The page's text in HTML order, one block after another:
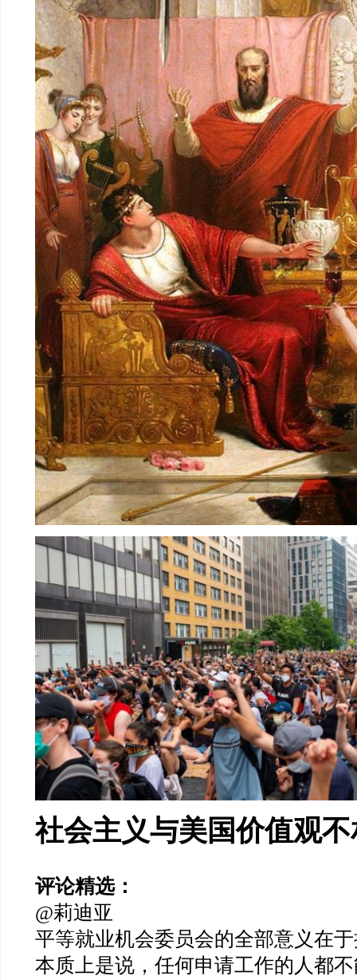
社会主义与美国价值观
评论精选：
@莉迪亚
平等就业机会委员会的全部意义在
本质上是说，任何申请工作的人都